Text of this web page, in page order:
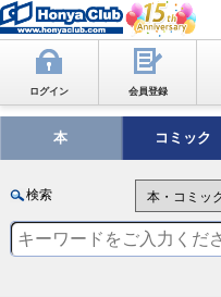
ログイン 会員登録
本 コミック
検索